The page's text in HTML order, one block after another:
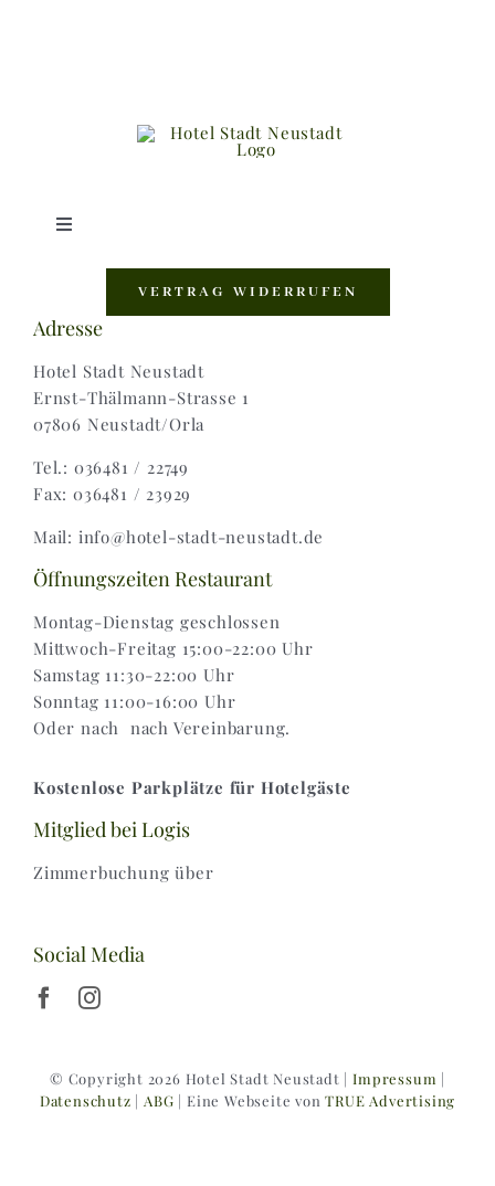
Toggle
Zahlungsweisen |
Widerruf |
Versand & Lieferung
VERTRAG WIDERRUFEN
Adresse
Hotel Stadt Neustadt
Ernst-Thälmann-Strasse 1
07806 Neustadt/Orla
Tel.: 036481 / 22749
Fax: 036481 / 23929
Mail: info@hotel-stadt-neustadt.de
Öffnungszeiten Restaurant
Montag-Dienstag geschlossen
Mittwoch-Freitag 15:00-22:00 Uhr
Samstag 11:30-22:00 Uhr
Sonntag 11:00-16:00 Uhr
Oder nach nach Vereinbarung.
Kostenlose Parkplätze für Hotelgäste
Mitglied bei Logis
Zimmerbuchung über
Social Media
© Copyright 2026 Hotel Stadt Neustadt | Impressum |
Datenschutz | ABG | Eine Webseite vonTRUE Advertising